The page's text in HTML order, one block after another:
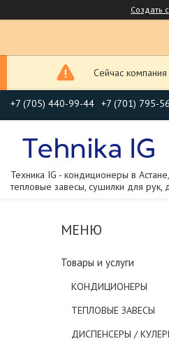
Создать
Сейчас
+7 (705) 440-99-44 +7 (701) 795-
Техника IG - кондиционеры в
тепловые завесы, сушилки для рук,
Товары и услуги
КОНДИЦИОНЕРЫ
ТЕПЛОВЫЕ ЗАВЕСЫ
ДИСПЕНСЕРЫ /